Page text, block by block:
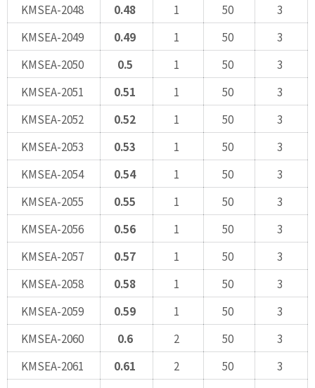
KMSEA-2048
0.48 1 50
3
KMSEA-2049
0.49 1 50
3
KMSEA-2050
0.5 1 50
3
KMSEA-2051
0.51 1 50
3
KMSEA-2052
0.52 1 50
3
KMSEA-2053
0.53 1 50
3
KMSEA-2054
0.54 1 50
3
KMSEA-2055
0.55 1 50
3
KMSEA-2056
0.56 1 50
3
KMSEA-2057
0.57 1 50
3
KMSEA-2058
0.58 1 50
3
KMSEA-2059
0.59 1 50
3
KMSEA-2060
0.6 2 50
3
KMSEA-2061
0.61 2 50
3